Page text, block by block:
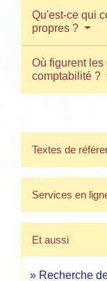
Qu'est-ce qui
propres ?
Où figurent les
comptabilité ?
Textes de
Services en
Et aussi
Recherche